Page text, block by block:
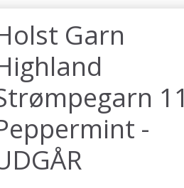
Garn
11
-